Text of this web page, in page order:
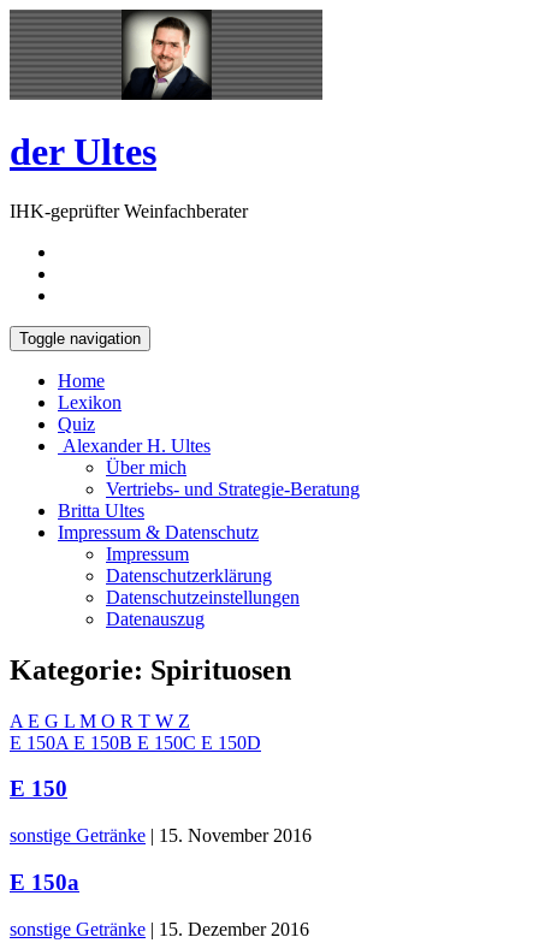
Skip
to
content
Open
Sidebar
der Ultes
IHK-geprüfter Weinfachberater
Toggle navigation
Home
Lexikon
Quiz
Alexander H. Ultes
Über mich
Vertriebs- und Strategie-Beratung
Britta Ultes
Impressum & Datenschutz
Impressum
Datenschutzerklärung
Datenschutzeinstellungen
Datenauszug
Kategorie: Spirituosen
A E G L M O R T W Z
E 150A E 150B E 150C E 150D
E 150
sonstige Getränke | 15. November 2016
E 150a
sonstige Getränke | 15. Dezember 2016